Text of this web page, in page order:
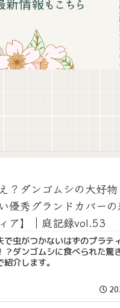
え？ダンゴムシの大好
優秀グランドカバー
ア】｜庭記録vol.53
で虫がつかないはずのプラテ
？ダンゴムシに食べられた驚
紹介します。